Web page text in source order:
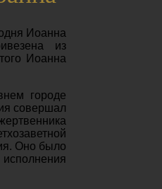
Иоанна
из
Иоанна
городе
совершал
Оно было